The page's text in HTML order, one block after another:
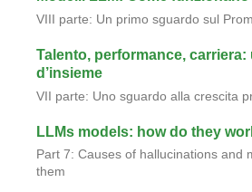
VIII parte: Un primo sguardo sul
Talento, performance,
d’insieme
VII parte: Uno sguardo alla crescita
LLMs models: how do they
Part 7: Causes of hallucinations and
them